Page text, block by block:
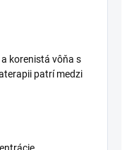
korenistá vôňa s
patrí medzi